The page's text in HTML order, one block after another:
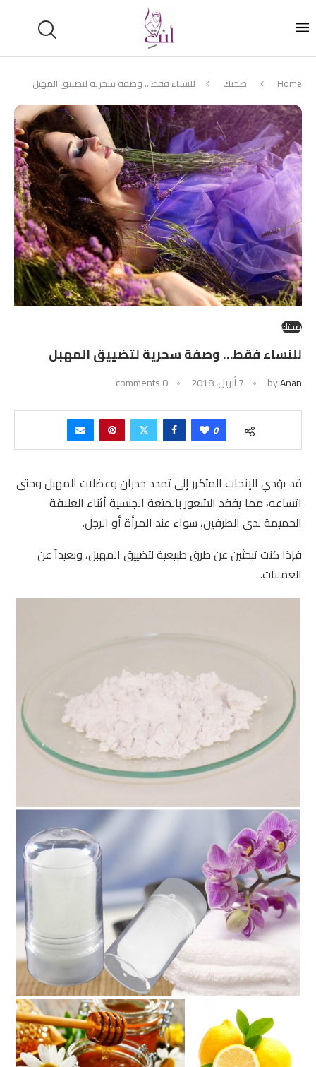
Home صحتكِ للنساء فقط… وصفة سحرية لتضييق المهبل
صحتكِ
للنساء فقط… وصفة سحرية لتضييق المهبل
byAnan 7 أبريل، 2018 0 comments
0
قد يؤدي الإنجاب المتكرر إلى تمدد جدران وعضلات المهبل وحتى
اتساعه، مما يفقد الشعور بالمتعة الجنسية أثناء العلاقة
الحميمة لدى الطرفين، سواء عند المرأة أو الرجل.
فإذا كنت تبحثين عن طرق طبيعية لتضييق المهبل، وبعيداً عن
العمليات.